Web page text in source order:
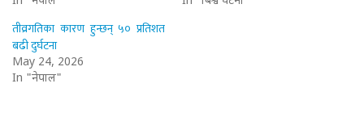
तीव्रगतिका कारण हुन्छन् ५० प्रतिशत
बढी दुर्घटना
May 24, 2026
In "नेपाल"